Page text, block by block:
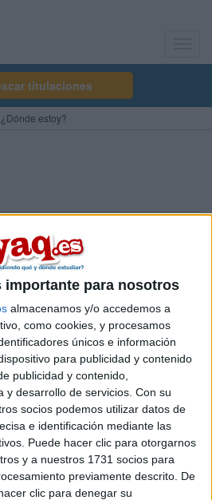
importante para nosotros
almacenamos y/o accedemos a
como cookies, y procesamos
únicos e información
para publicidad y contenido
publicidad y contenido,
y desarrollo de servicios. Con su
socios podemos utilizar datos de
e identificación mediante las
Puede hacer clic para otorgarnos
y a nuestros 1731 socios para
previamente descrito. De
clic para denegar su
titulaciones
¿Dónde estoy?
|Contactar| Anúnciate
|Condiciones generales|Política
de cookies
S.L.- Diego de León 47 - 28006
- Tel. +34 91 593 2767